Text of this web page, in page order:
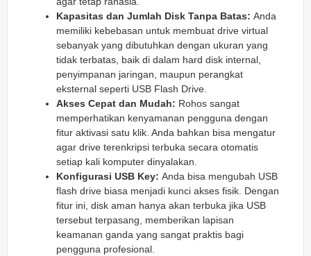
Kapasitas dan Jumlah Disk Tanpa Batas: Anda
memiliki kebebasan untuk membuat drive virtual
sebanyak yang dibutuhkan dengan ukuran yang
tidak terbatas, baik di dalam hard disk internal,
penyimpanan jaringan, maupun perangkat
eksternal seperti USB Flash Drive.
Akses Cepat dan Mudah: Rohos sangat
memperhatikan kenyamanan pengguna dengan
fitur aktivasi satu klik. Anda bahkan bisa mengatur
agar drive terenkripsi terbuka secara otomatis
setiap kali komputer dinyalakan.
Konfigurasi USB Key: Anda bisa mengubah USB
flash drive biasa menjadi kunci akses fisik. Dengan
fitur ini, disk aman hanya akan terbuka jika USB
tersebut terpasang, memberikan lapisan
keamanan ganda yang sangat praktis bagi
pengguna profesional.